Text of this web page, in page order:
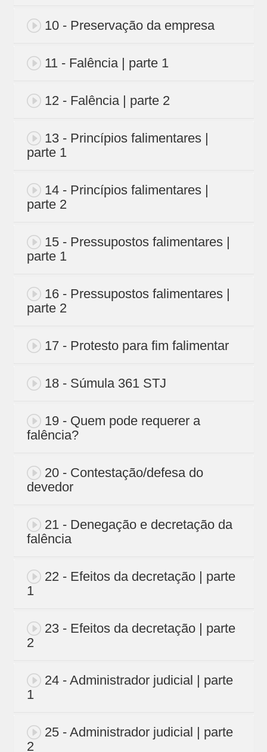
10 - Preservação da empresa
11 - Falência | parte 1
12 - Falência | parte 2
13 - Princípios falimentares |
parte 1
14 - Princípios falimentares |
parte 2
15 - Pressupostos falimentares |
parte 1
16 - Pressupostos falimentares |
parte 2
17 - Protesto para fim falimentar
18 - Súmula 361 STJ
19 - Quem pode requerer a
falência?
20 - Contestação/defesa do
devedor
21 - Denegação e decretação da
falência
22 - Efeitos da decretação | parte
1
23 - Efeitos da decretação | parte
2
24 - Administrador judicial | parte
1
25 - Administrador judicial | parte
2